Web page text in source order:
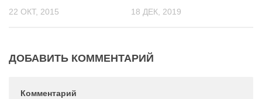
22 ОКТ, 2015 18 ДЕК, 2019
ДОБАВИТЬ КОММЕНТАРИЙ
Комментарий